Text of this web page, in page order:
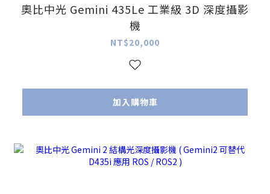
奧比中光 Gemini 435Le 工業級 3D 深度攝影
機
NT$20,000
加入購物車